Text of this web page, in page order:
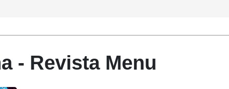
- Revista Menu